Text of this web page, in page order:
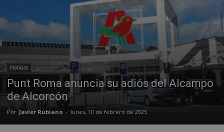
Noticias
Punt Roma anuncia su adiós del Alcampo
de Alcorcón
Por Javier Rubiano - lunes, 10 de febrero de 2025